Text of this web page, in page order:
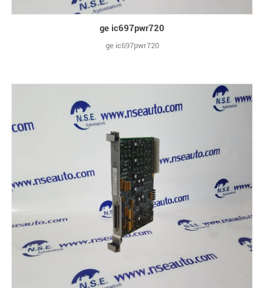
ge ic697pwr720
ge ic697pwr720